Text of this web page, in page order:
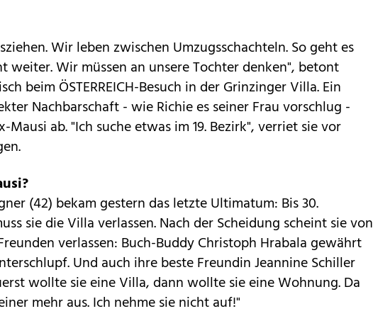
Wir leben zwischen Umzugsschachteln. So geht es
weiter. Wir müssen an unsere Tochter denken", betont
beim ÖSTERREICH-Besuch in der Grinzinger Villa. Ein
Nachbarschaft - wie Richie es seiner Frau vorschlug -
Mausi ab. "Ich suche etwas im 19. Bezirk", verriet sie vor
(42) bekam gestern das letzte Ultimatum: Bis 30.
sie die Villa verlassen. Nach der Scheidung scheint sie von
verlassen: Buch-Buddy Christoph Hrabala gewährt
Und auch ihre beste Freundin Jeannine Schiller
wollte sie eine Villa, dann wollte sie eine Wohnung. Da
mehr aus. Ich nehme sie nicht auf!"